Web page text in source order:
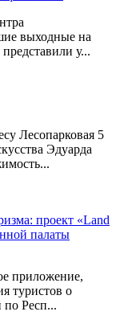
выходные на
у...
Лесопарковая 5
Эдуарда
проект «Land
палаты
приложение,
туристов о
по Респ...